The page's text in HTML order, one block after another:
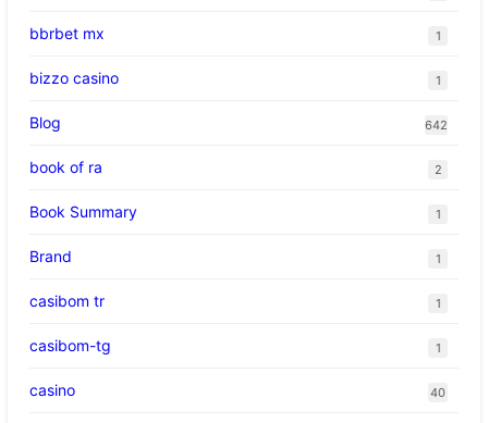
bbrbet mx 1
bizzo casino 1
Blog 642
book of ra 2
Book Summary 1
Brand 1
casibom tr 1
casibom-tg 1
casino 40